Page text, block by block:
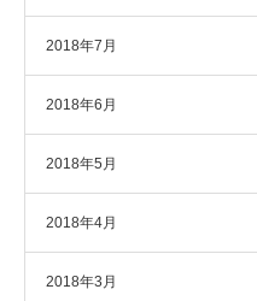
2018年7月
2018年6月
2018年5月
2018年4月
2018年3月